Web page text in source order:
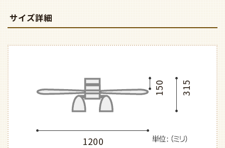
サイズ詳細
1200
315
150